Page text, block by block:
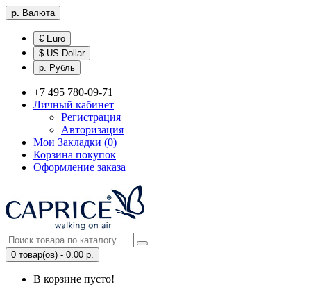
р. Валюта
€ Euro
$ US Dollar
р. Рубль
+7 495 780-09-71
Личный кабинет
Регистрация
Авторизация
Мои Закладки (0)
Корзина покупок
Оформление заказа
0 товар(ов) - 0.00 р.
В корзине пусто!